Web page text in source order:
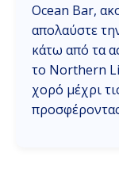
Ocean Bar,
απολαύστε
κάτω από τα
το Northern
χορό μέχρι